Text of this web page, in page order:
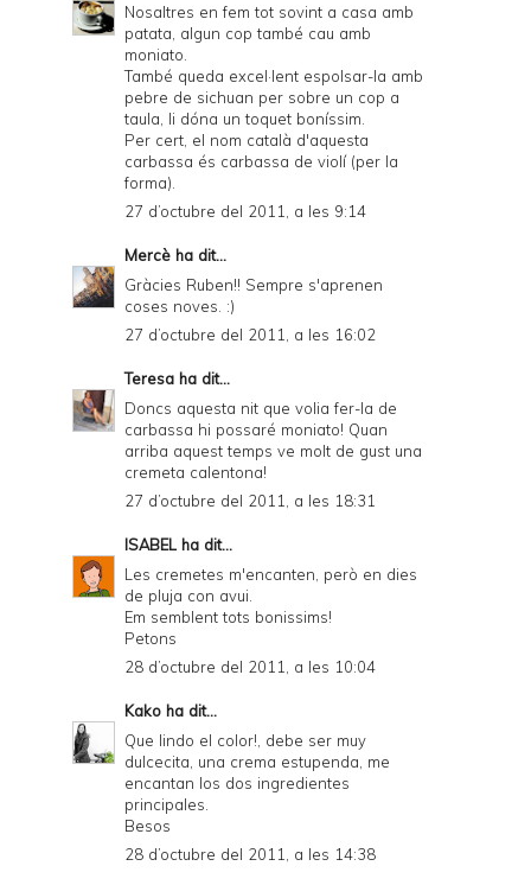
Nosaltres en fem tot sovint a casa amb
patata, algun cop també cau amb
moniato.
També queda excel·lent espolsar-la amb
pebre de sichuan per sobre un cop a
taula, li dóna un toquet boníssim.
Per cert, el nom català d'aquesta
carbassa és carbassa de violí (per la
forma).
27 d’octubre del 2011, a les 9:14
Mercè ha dit...
Gràcies Ruben!! Sempre s'aprenen
coses noves. :)
27 d’octubre del 2011, a les 16:02
Teresa ha dit...
Doncs aquesta nit que volia fer-la de
carbassa hi possaré moniato! Quan
arriba aquest temps ve molt de gust una
cremeta calentona!
27 d’octubre del 2011, a les 18:31
ISABEL ha dit...
Les cremetes m'encanten, però en dies
de pluja con avui.
Em semblent tots bonissims!
Petons
28 d’octubre del 2011, a les 10:04
Kako ha dit...
Que lindo el color!, debe ser muy
dulcecita, una crema estupenda, me
encantan los dos ingredientes
principales.
Besos
28 d’octubre del 2011, a les 14:38